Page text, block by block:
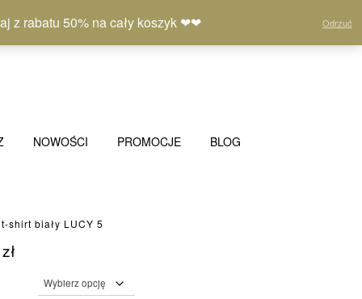
z rabatu 50% na cały koszyk ❤❤ Odrzuć
Moje
NOWOŚCI PROMOCJE BLOG
shirt biały LUCY 5
zł